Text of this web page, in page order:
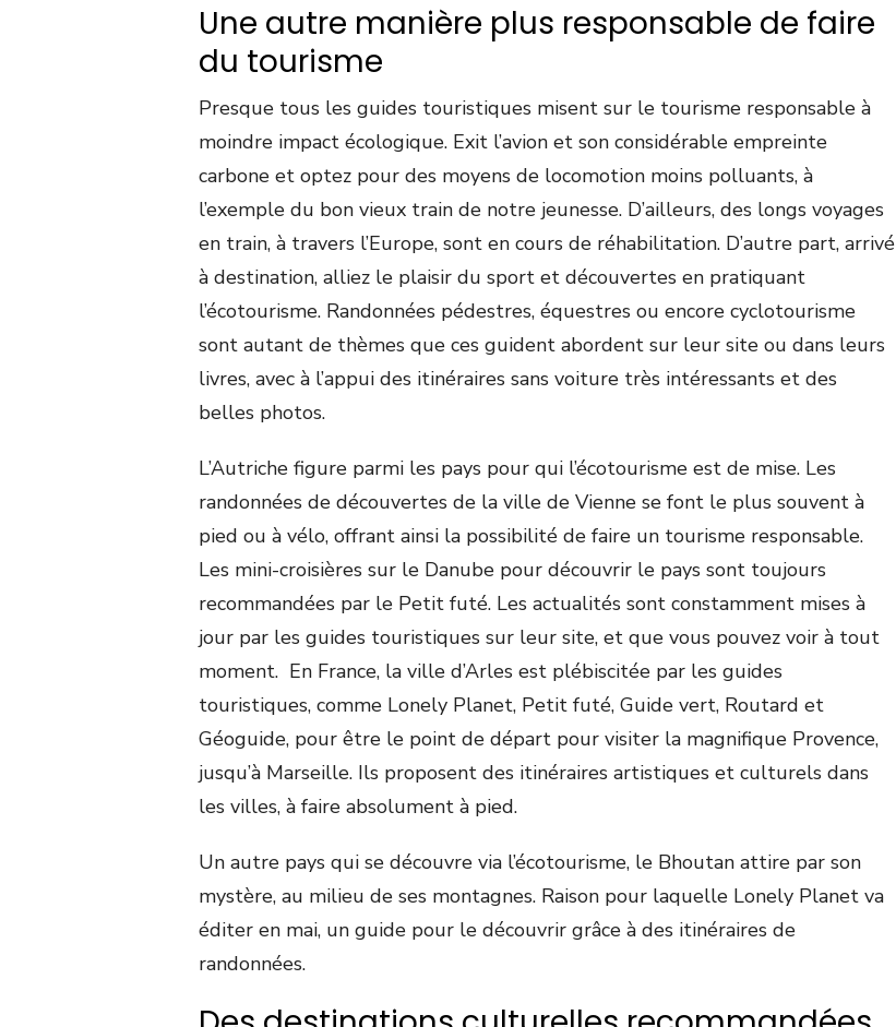
Une autre manière plus responsable de faire
du tourisme
Presque tous les guides touristiques misent sur le tourisme responsable à
moindre impact écologique. Exit l’avion et son considérable empreinte
carbone et optez pour des moyens de locomotion moins polluants, à
l’exemple du bon vieux train de notre jeunesse. D’ailleurs, des longs voyages
en train, à travers l’Europe, sont en cours de réhabilitation. D’autre part, arrivé
à destination, alliez le plaisir du sport et découvertes en pratiquant
l’écotourisme. Randonnées pédestres, équestres ou encore cyclotourisme
sont autant de thèmes que ces guident abordent sur leur site ou dans leurs
livres, avec à l’appui des itinéraires sans voiture très intéressants et des
belles photos.
L’Autriche figure parmi les pays pour qui l’écotourisme est de mise. Les
randonnées de découvertes de la ville de Vienne se font le plus souvent à
pied ou à vélo, offrant ainsi la possibilité de faire un tourisme responsable.
Les mini-croisières sur le Danube pour découvrir le pays sont toujours
recommandées par le Petit futé. Les actualités sont constamment mises à
jour par les guides touristiques sur leur site, et que vous pouvez voir à tout
moment. En France, la ville d’Arles est plébiscitée par les guides
touristiques, comme Lonely Planet, Petit futé, Guide vert, Routard et
Géoguide, pour être le point de départ pour visiter la magnifique Provence,
jusqu’à Marseille. Ils proposent des itinéraires artistiques et culturels dans
les villes, à faire absolument à pied.
Un autre pays qui se découvre via l’écotourisme, le Bhoutan attire par son
mystère, au milieu de ses montagnes. Raison pour laquelle Lonely Planet va
éditer en mai, un guide pour le découvrir grâce à des itinéraires de
randonnées.